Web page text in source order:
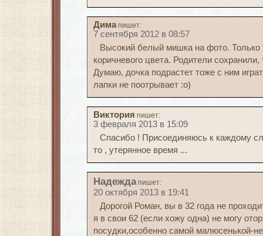
Дима пишет:
7 сентября 2012 в 08:57
Высокий белый мишка на фото. Только
коричневого цвета. Родители сохранили,
Думаю, дочка подрастет тоже с ним
лапки не поотрывает :о)
Виктория пишет:
3 февраля 2013 в 15:09
Спасибо ! Присоединяюсь к каждому
то , утерянное время ...
Надежда пишет:
20 октября 2013 в 19:41
Дорогой Роман, вы в 32 года не
я в свои 62 (если хожу одна) не могу
посудки,особенно самой малюсенькой-